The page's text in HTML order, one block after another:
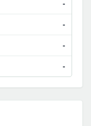
-
-
-
-